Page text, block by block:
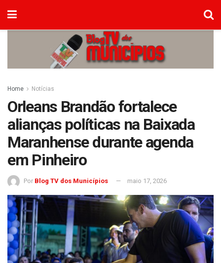
Home Notícias
Orleans Brandão fortalece
alianças políticas na Baixada
Maranhense durante agenda
em Pinheiro
Por Blog TV dos Municípios maio 17, 2026